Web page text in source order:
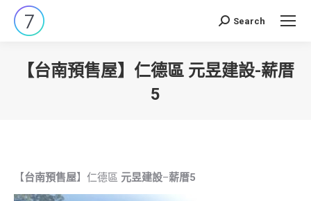
Search:
Search
【台南預售屋】仁德區 元昱建設-薪厝
5
【台南預售屋】仁德區 元昱建設–薪厝5